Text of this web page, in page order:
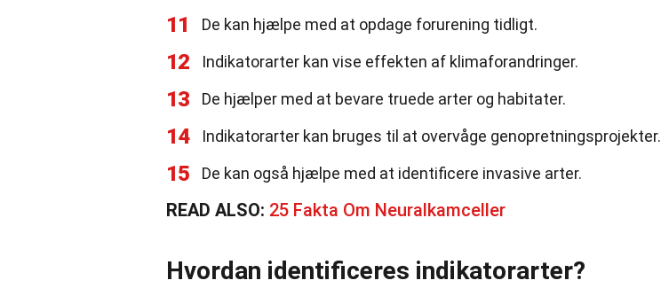
11 De kan hjælpe med at opdage forurening tidligt.
12 Indikatorarter kan vise effekten af klimaforandringer.
13 De hjælper med at bevare truede arter og habitater.
14 Indikatorarter kan bruges til at overvåge genopretningsprojekter.
15 De kan også hjælpe med at identificere invasive arter.
READ ALSO: 25 Fakta Om Neuralkamceller
Hvordan identificeres indikatorarter?